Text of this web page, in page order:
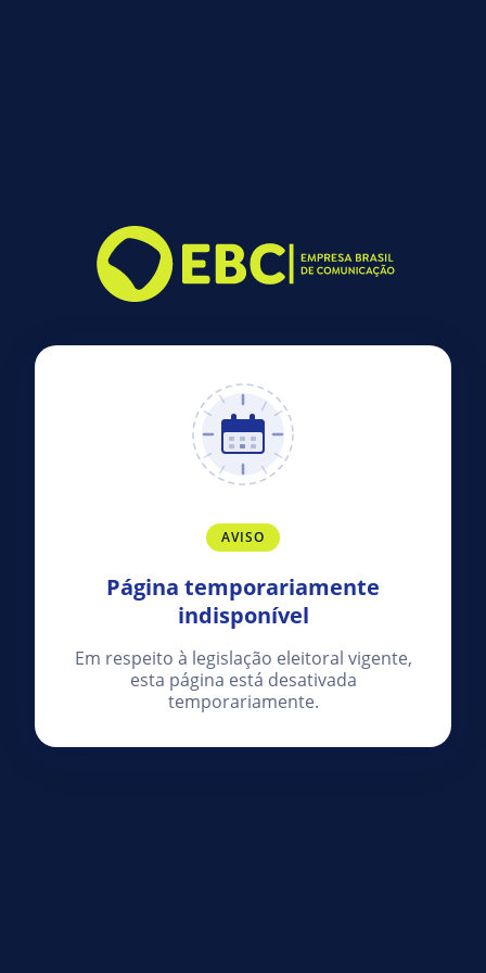
AVISO
Página temporariamente
indisponível
Em respeito à legislação eleitoral vigente,
esta página está desativada
temporariamente.